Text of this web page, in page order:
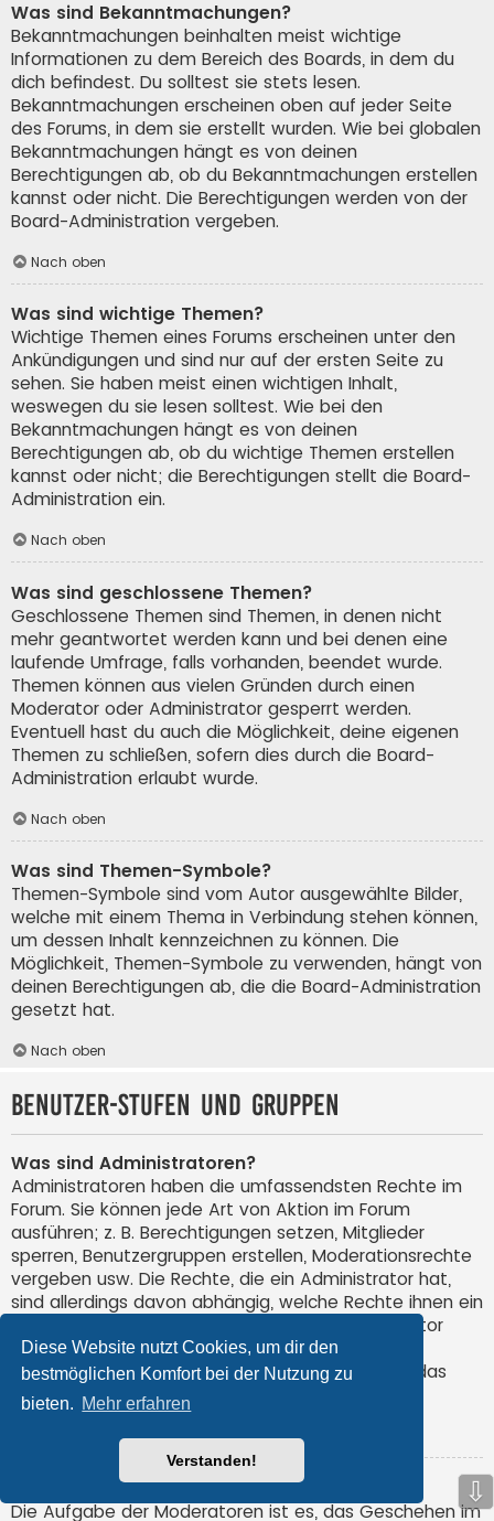
Diese Website nutzt Cookies, um dir den
bestmöglichen Komfort bei der Nutzung zu
bieten. Mehr erfahren
Verstanden!
Was sind Bekanntmachungen?
Bekanntmachungen beinhalten meist wichtige
Informationen zu dem Bereich des Boards, in dem du
dich befindest. Du solltest sie stets lesen.
Bekanntmachungen erscheinen oben auf jeder Seite
des Forums, in dem sie erstellt wurden. Wie bei globalen
Bekanntmachungen hängt es von deinen
Berechtigungen ab, ob du Bekanntmachungen erstellen
kannst oder nicht. Die Berechtigungen werden von der
Board-Administration vergeben.
Nach oben
Was sind wichtige Themen?
Wichtige Themen eines Forums erscheinen unter den
Ankündigungen und sind nur auf der ersten Seite zu
sehen. Sie haben meist einen wichtigen Inhalt,
weswegen du sie lesen solltest. Wie bei den
Bekanntmachungen hängt es von deinen
Berechtigungen ab, ob du wichtige Themen erstellen
kannst oder nicht; die Berechtigungen stellt die Board-
Administration ein.
Nach oben
Was sind geschlossene Themen?
Geschlossene Themen sind Themen, in denen nicht
mehr geantwortet werden kann und bei denen eine
laufende Umfrage, falls vorhanden, beendet wurde.
Themen können aus vielen Gründen durch einen
Moderator oder Administrator gesperrt werden.
Eventuell hast du auch die Möglichkeit, deine eigenen
Themen zu schließen, sofern dies durch die Board-
Administration erlaubt wurde.
Nach oben
Was sind Themen-Symbole?
Themen-Symbole sind vom Autor ausgewählte Bilder,
welche mit einem Thema in Verbindung stehen können,
um dessen Inhalt kennzeichnen zu können. Die
Möglichkeit, Themen-Symbole zu verwenden, hängt von
deinen Berechtigungen ab, die die Board-Administration
gesetzt hat.
Nach oben
Benutzer-Stufen und Gruppen
Was sind Administratoren?
Administratoren haben die umfassendsten Rechte im
Forum. Sie können jede Art von Aktion im Forum
ausführen; z. B. Berechtigungen setzen, Mitglieder
sperren, Benutzergruppen erstellen, Moderationsrechte
vergeben usw. Die Rechte, die ein Administrator hat,
sind allerdings davon abhängig, welche Rechte ihnen ein
Gründer des Forums oder ein anderer Administrator
erteilt hat. Administratoren können auch volle
Moderationsberechtigungen haben, wenn ihnen das
entsprechende Recht erteilt wurde.
Was sind Moderatoren?
Die Aufgabe der Moderatoren ist es, das Geschehen im
⇩